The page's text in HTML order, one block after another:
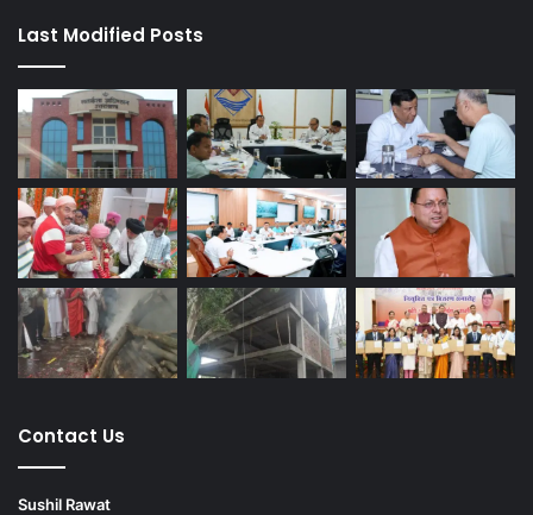
Last Modified Posts
Contact Us
Sushil Rawat